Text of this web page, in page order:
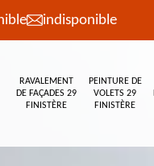
indisponible
RAVALEMENT
DE FAÇADES 29
FINISTÈRE
PEINTURE DE
VOLETS 29
FINISTÈRE